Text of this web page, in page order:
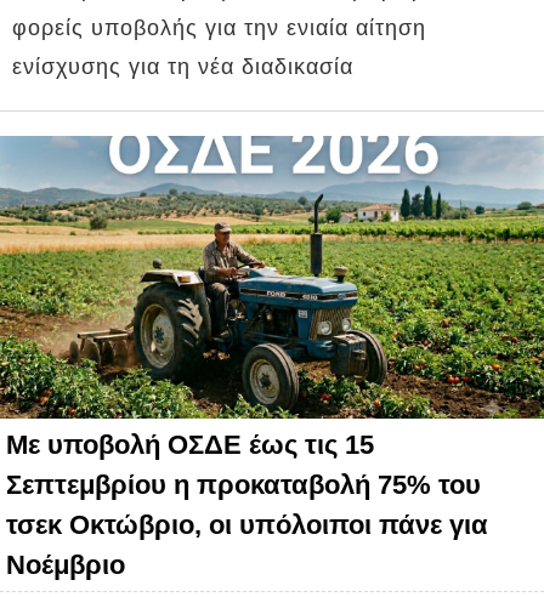
φορείς υποβολής για την ενιαία αίτηση
ενίσχυσης για τη νέα διαδικασία
Με υποβολή ΟΣΔΕ έως τις 15
Σεπτεμβρίου η προκαταβολή 75% του
τσεκ Οκτώβριο, οι υπόλοιποι πάνε για
Νοέμβριο